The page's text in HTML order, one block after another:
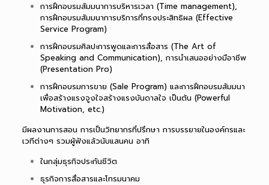
การฝึกอบรมสัมมนาการบริหารเวลา (Time management),
การฝึกอบรมสัมมนาการบริการที่ทรงประสิทธิผล (Effective
Service Program)
การฝึกอบรมศิลปะการพูดและการสื่อสาร (The Art of
Speaking and Communication), การนำเสนออย่างมือาชีพ
(Presentation Pro)
การฝึกอบรมการขาย (Sale Program) และการฝึกอบรมสัมมนา
เพื่อสร้างแรงจูงใจสร้างแรงบันดาลใจ เป็นต้น (Powerful
Motivation, etc.)
มีผลงานการสอน การเป็นวิทยากรที่ปรึกษา การบรรยายในองค์กรและ
เวทีต่างๆ รวมผู้ฟังแล้วนับแสนคน อาทิ
ในกลุ่มธุรกิจประกันชีวิต
ธุรกิจการสื่อสารและโทรมนาคม